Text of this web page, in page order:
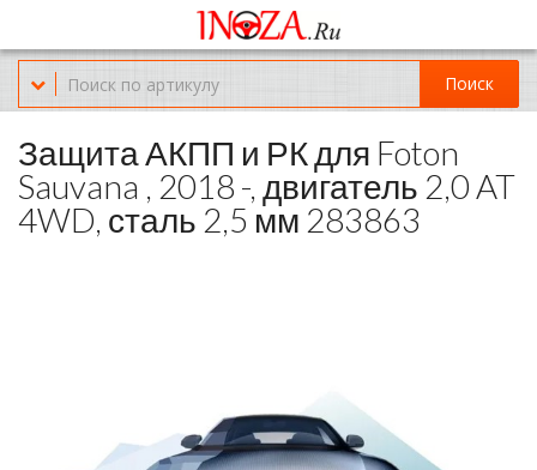
Офис обслуживания г.Краснодар (KRD) Куликова Поля 2 (магазин
Нож-мясо)
8-(967)-300-69-11
Поиск
Защита АКПП и РК для Foton
Sauvana , 2018 -, двигатель 2,0 AT
4WD, сталь 2,5 мм 283863